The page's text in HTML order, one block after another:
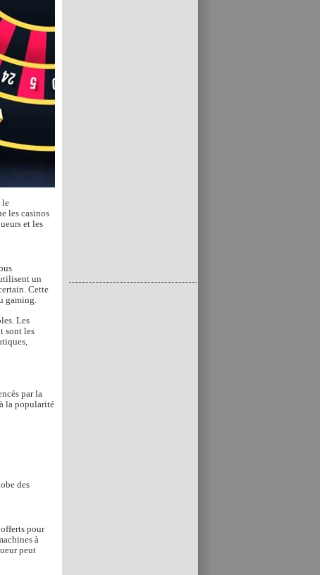
le
les casinos
et les
un
Cette
gaming.
Les
sont les
par la
la popularité
des
pour
à
peut